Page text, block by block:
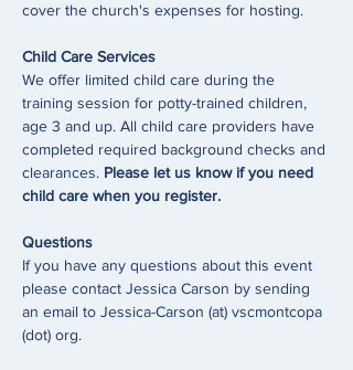
cover the church's expenses for hosting.
Child Care Services
We offer limited child care during the
training session for potty-trained children,
age 3 and up. All child care providers have
completed required background checks and
clearances. Please let us know if you need
child care when you register.
Questions
If you have any questions about this event
please contact Jessica Carson by sending
an email to Jessica-Carson (at) vscmontcopa
(dot) org.